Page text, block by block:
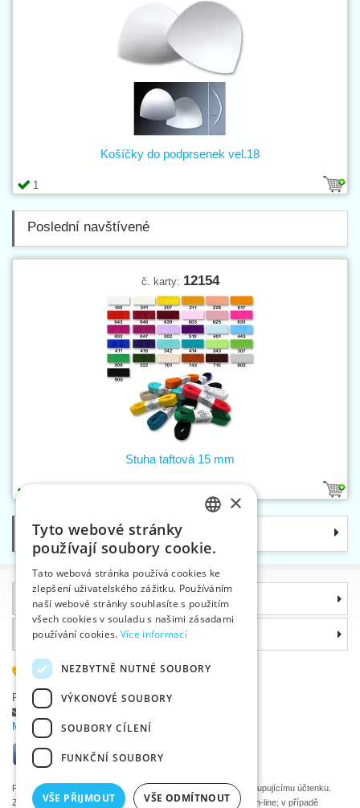
1
Košíčky do podprsenek vel.18
Poslední navštívené
č. karty: 12154
Stuha taftová 15 mm
Kategorie
Informace
Proč si zvolit právě nás
585 051 217
Plzeňská 868, 783 91 Uničov, Česká republika
Položit dotaz
Máte problémy s přihlášením ?
Podle zákona o evidenci tržeb je prodávající povinen vystavit kupujícímu účtenku.
Zároveň je povinen zaevidovat přijatou tržbu u správce daně on-line; v případě
ENGLISH
GERMAN
×
Tyto webové stránky
používají soubory cookie.
Tato webová stránka používá cookies ke
zlepšení uživatelského zážitku. Používáním
naší webové stránky souhlasíte s použitím
všech cookies v souladu s našimi zásadami
používání cookies. Více informací
NEZBYTNĚ NUTNÉ SOUBORY
VÝKONOVÉ SOUBORY
SOUBORY CÍLENÍ
FUNKČNÍ SOUBORY
VŠE PŘIJMOUT VŠE ODMÍTNOUT